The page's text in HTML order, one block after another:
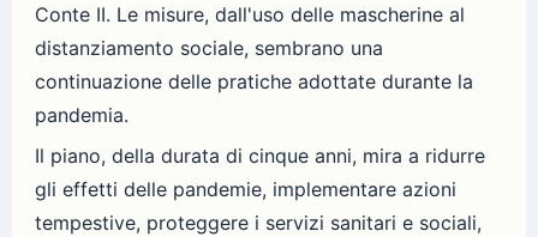
Conte II. Le misure, dall'uso delle mascherine al
distanziamento sociale, sembrano una
continuazione delle pratiche adottate durante la
pandemia.
Il piano, della durata di cinque anni, mira a ridurre
gli effetti delle pandemie, implementare azioni
tempestive, proteggere i servizi sanitari e sociali,